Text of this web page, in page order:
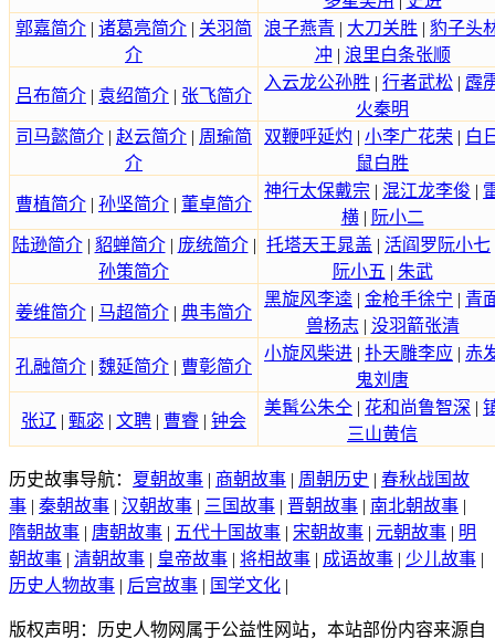
郭嘉简介 | 诸葛亮简介 | 关羽简
介
浪子燕青 | 大刀关胜 | 豹子头
冲 | 浪里白条张顺
吕布简介 | 袁绍简介 | 张飞简介
入云龙公孙胜 | 行者武松 | 霹
火秦明
司马懿简介 | 赵云简介 | 周瑜简
介
双鞭呼延灼 | 小李广花荣 | 白
鼠白胜
曹植简介 | 孙坚简介 | 董卓简介
神行太保戴宗 | 混江龙李俊 |
横| 阮小二
陆逊简介| 貂蝉简介| 庞统简介|
孙策简介
托塔天王晁盖 | 活阎罗阮小七
阮小五 | 朱武
姜维简介 | 马超简介 | 典韦简介
黑旋风李逵 | 金枪手徐宁 | 青
兽杨志| 没羽箭张清
孔融简介 | 魏延简介 | 曹彰简介
小旋风柴进 | 扑天雕李应 | 赤
鬼刘唐
张辽 | 甄宓 | 文聘 | 曹睿 | 钟会
美髯公朱仝 | 花和尚鲁智深 |
三山黄信
历史故事导航： 夏朝故事 | 商朝故事 | 周朝历史 | 春秋战国故
事 | 秦朝故事 | 汉朝故事 | 三国故事 | 晋朝故事 | 南北朝故事 |
隋朝故事 | 唐朝故事 | 五代十国故事 | 宋朝故事 | 元朝故事 | 明
朝故事 | 清朝故事 | 皇帝故事 | 将相故事 | 成语故事 | 少儿故事 |
历史人物故事 | 后宫故事 | 国学文化 |
版权声明：历史人物网属于公益性网站，本站部份内容来源自